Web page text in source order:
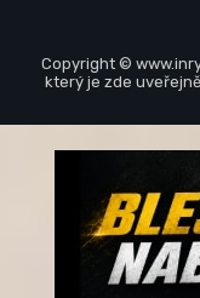
Copyright ©
který je zde